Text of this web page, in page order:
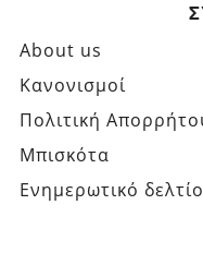
About us
Κανονισμοί
Πολιτική
Μπισκότα
Ενημερωτικό δελτίο